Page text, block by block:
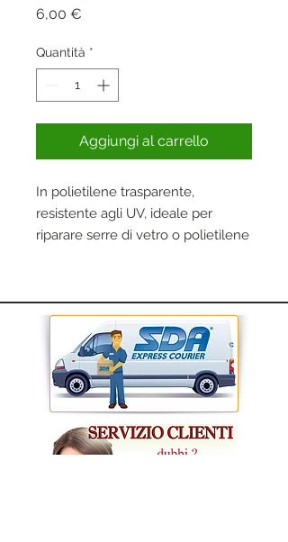
6,00 €
Quantità *
Aggiungi al carrello
In polietilene trasparente,
resistente agli UV, ideale per
riparare serre di vetro o polietilene